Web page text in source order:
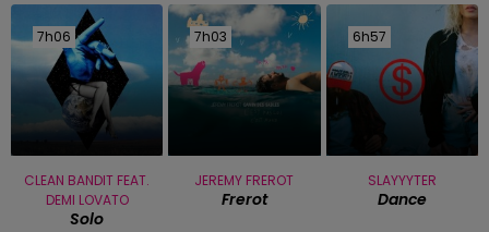
7h06
7h06
CLEAN BANDIT FEAT.
DEMI LOVATO
Solo
7h03
7h03
JEREMY FREROT
Frerot
6h57
6h57
SLAYYYTER
Dance